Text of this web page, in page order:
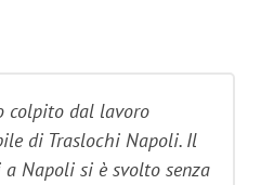
colpito dal lavoro
di Traslochi Napoli. Il
Napoli si è svolto senza